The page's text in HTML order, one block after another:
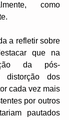
como
a refletir sobre
que na
da pós-
distorção dos
cada vez mais
por outros
pautados